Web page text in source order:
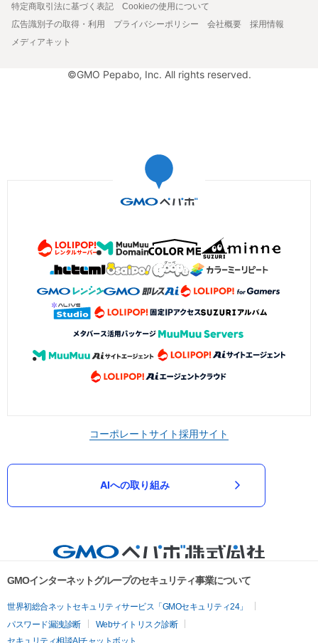
特定商取引法に基づく表記
Cookieの使用について
広告識別子の取得・利用
プライバシーポリシー 会社概要
採用情報
メディアキット
©GMO Pepabo, Inc. All rights reserved.
コーポレートサイト採用サイト
AIへの取り組み
GMOインターネットグループのセキュリティ事業について
世界初総合ネットセキュリティサービス「GMOセキュリティ24」
パスワード漏洩診断
Webサイトリスク診断
セキュリティ相談AIチャットボット